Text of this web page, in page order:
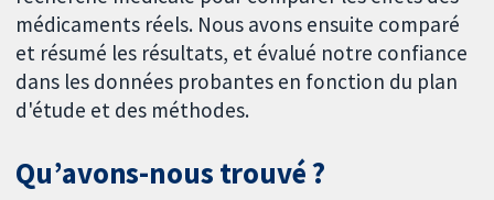
médicaments réels. Nous avons ensuite comparé
et résumé les résultats, et évalué notre confiance
dans les données probantes en fonction du plan
d'étude et des méthodes.
Qu’avons-nous trouvé ?